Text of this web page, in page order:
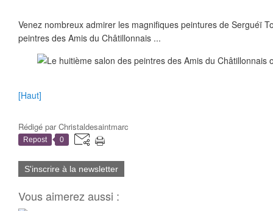
Venez nombreux admirer les magnifiques peintures de Serguéï
peintres des Amis du Châtillonnais ...
[Haut]
Rédigé parChristaldesaintmarc
Repost 0
S'inscrire à la newsletter
Vous aimerez aussi :